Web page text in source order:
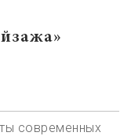
современных